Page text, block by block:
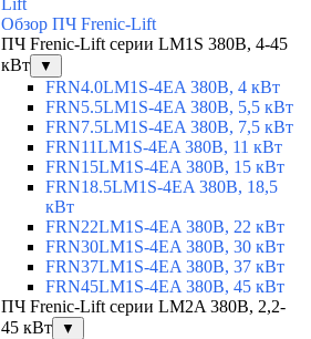
Lift
Обзор ПЧ Frenic-Lift
ПЧ Frenic-Lift серии LM1S 380В, 4-45
кВт
▼
FRN4.0LM1S-4EA 380В, 4 кВт
FRN5.5LM1S-4EA 380В, 5,5 кВт
FRN7.5LM1S-4EA 380В, 7,5 кВт
FRN11LM1S-4EA 380В, 11 кВт
FRN15LM1S-4EA 380В, 15 кВт
FRN18.5LM1S-4EA 380В, 18,5
кВт
FRN22LM1S-4EA 380В, 22 кВт
FRN30LM1S-4EA 380В, 30 кВт
FRN37LM1S-4EA 380В, 37 кВт
FRN45LM1S-4EA 380В, 45 кВт
ПЧ Frenic-Lift серии LM2A 380В, 2,2-
45 кВт
▼